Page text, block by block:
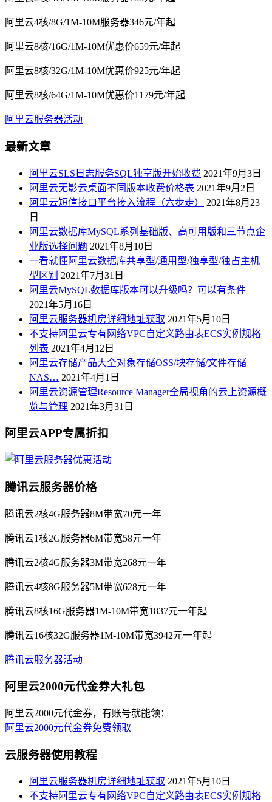
阿里云4核/8G/1M-10M服务器346元/年起
阿里云8核/16G/1M-10M优惠价659元/年起
阿里云8核/32G/1M-10M优惠价925元/年起
阿里云8核/64G/1M-10M优惠价1179元/年起
阿里云服务器活动
最新文章
阿里云SLS日志服务SQL独享版开始收费 2021年9月3日
阿里云无影云桌面不同版本收费价格表 2021年9月2日
阿里云短信接口平台接入流程（六步走）
2021年8月23
日
阿里云数据库MySQL系列基础版、高可用版和三节点企
业版选择问题 2021年8月10日
一看就懂阿里云数据库共享型/通用型/独享型/独占主机
型区别 2021年7月31日
阿里云MySQL数据库版本可以升级吗？可以有条件
2021年5月16日
阿里云服务器机房详细地址获取 2021年5月10日
不支持阿里云专有网络VPC自定义路由表ECS实例规格
列表 2021年4月12日
阿里云存储产品大全对象存储OSS/块存储/文件存储
NAS… 2021年4月1日
阿里云资源管理Resource Manager全局视角的云上资源概
览与管理 2021年3月31日
阿里云APP专属折扣
腾讯云服务器价格
腾讯云2核4G服务器8M带宽70元一年
腾讯云1核2G服务器6M带宽58元一年
腾讯云2核4G服务器3M带宽268元一年
腾讯云4核8G服务器5M带宽628元一年
腾讯云8核16G服务器1M-10M带宽1837元一年起
腾讯云16核32G服务器1M-10M带宽3942元一年起
腾讯云服务器活动
阿里云2000元代金券大礼包
阿里云2000元代金券，有账号就能领：
阿里云2000元代金券免费领取
云服务器使用教程
阿里云服务器机房详细地址获取 2021年5月10日
不支持阿里云专有网络VPC自定义路由表ECS实例规格